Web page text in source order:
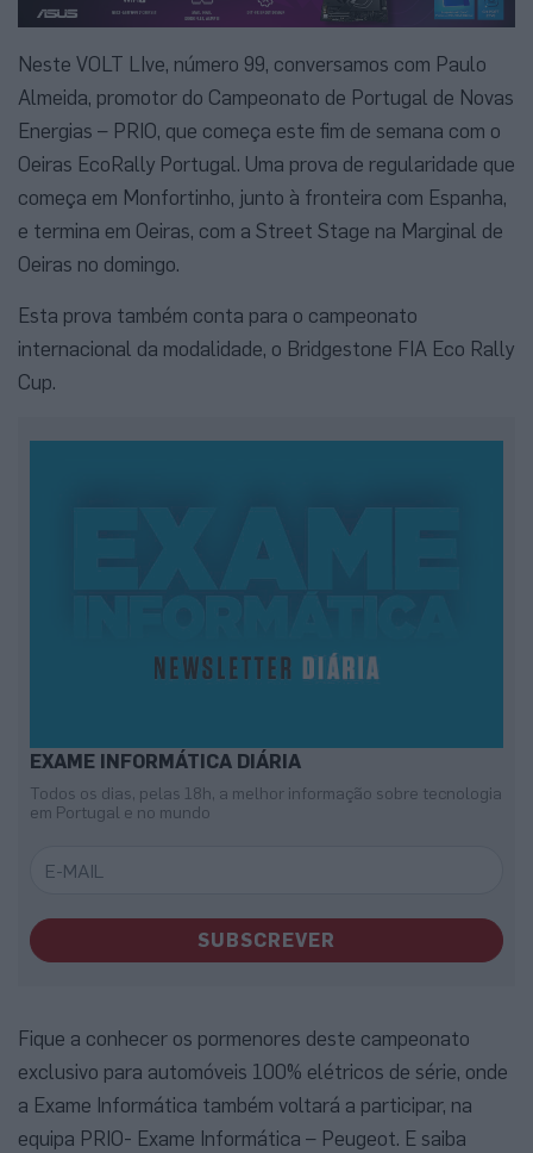
Neste VOLT LIve, número 99, conversamos com Paulo
Almeida, promotor do Campeonato de Portugal de Novas
Energias – PRIO, que começa este fim de semana com o
Oeiras EcoRally Portugal. Uma prova de regularidade que
começa em Monfortinho, junto à fronteira com Espanha,
e termina em Oeiras, com a Street Stage na Marginal de
Oeiras no domingo.
Esta prova também conta para o campeonato
internacional da modalidade, o Bridgestone FIA Eco Rally
Cup.
EXAME INFORMÁTICA DIÁRIA
Todos os dias, pelas 18h, a melhor informação sobre tecnologia
em Portugal e no mundo
SUBSCREVER
Fique a conhecer os pormenores deste campeonato
exclusivo para automóveis 100% elétricos de série, onde
a Exame Informática também voltará a participar, na
equipa PRIO- Exame Informática – Peugeot. E saiba